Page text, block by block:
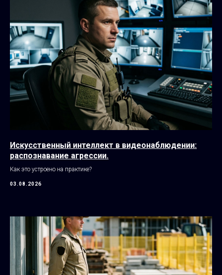
Искусственный интеллект в видеонаблюдении:
распознавание агрессии.
Как это устроено на практике?
03.08.2026